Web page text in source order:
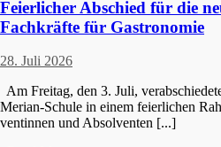
Feierlicher Abschied für die
Fachkräfte für Gastronomie
28. Juli 2026
Am Freitag, den 3. Juli,
Merian-Schule in einem feier­li­chen
ven­tin­nen und Absolventen [...]